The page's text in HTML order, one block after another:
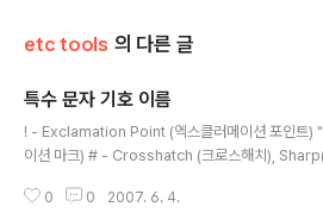
etc tools 의 다른 글
특수 문자 기호 이름
! - Exclamation Point (엑스클러메이션 포인트
이션 마크) # - Crosshatch (크로스해치),
Sign (앳 사인, 혹은 앳), Commercial At(커머
0 0 2007. 6. 4.